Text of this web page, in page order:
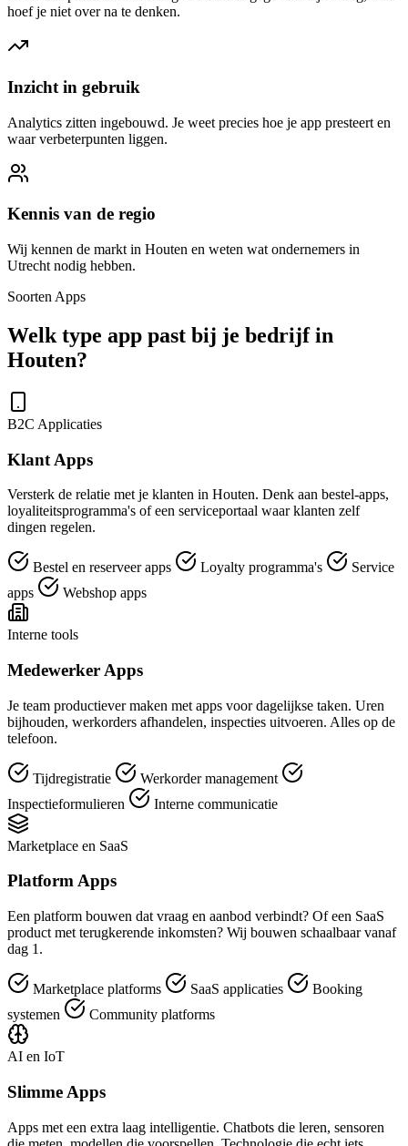
hoef je niet over na te denken.
Inzicht in gebruik
Analytics zitten ingebouwd. Je weet precies hoe je app presteert en
waar verbeterpunten liggen.
Kennis van de regio
Wij kennen de markt in Houten en weten wat ondernemers in
Utrecht nodig hebben.
Soorten Apps
Welk type app past bij je bedrijf in
Houten?
B2C Applicaties
Klant Apps
Versterk de relatie met je klanten in Houten. Denk aan bestel-apps,
loyaliteitsprogramma's of een serviceportaal waar klanten zelf
dingen regelen.
Bestel en reserveer apps Loyalty programma's
Service
apps
Webshop apps
Interne tools
Medewerker Apps
Je team productiever maken met apps voor dagelijkse taken. Uren
bijhouden, werkorders afhandelen, inspecties uitvoeren. Alles op de
telefoon.
Tijdregistratie
Werkorder management
Inspectieformulieren
Interne communicatie
Marketplace en SaaS
Platform Apps
Een platform bouwen dat vraag en aanbod verbindt? Of een SaaS
product met terugkerende inkomsten? Wij bouwen schaalbaar vanaf
dag 1.
Marketplace platforms SaaS applicaties
Booking
systemen
Community platforms
AI en IoT
Slimme Apps
Apps met een extra laag intelligentie. Chatbots die leren, sensoren